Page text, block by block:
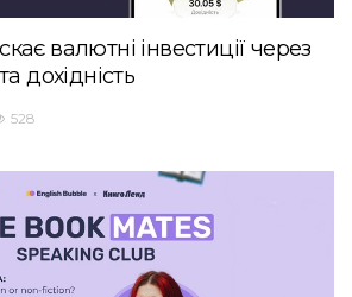
валютні інвестиції через
дохідність
528